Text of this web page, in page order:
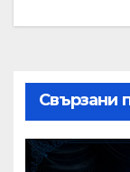
Свързани